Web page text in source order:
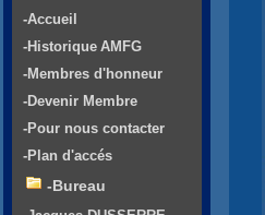
-Accueil
-Historique AMFG
-Membres d'honneur
-Devenir Membre
-Pour nous contacter
-Plan d'accés
-Bureau